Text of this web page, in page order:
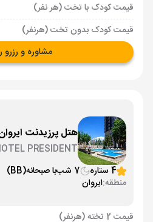
قیمت کودک با تخت (هر نفر)
قیمت کودک بدون تخت (هرنفر)
مشاوره و رزرو
هتل پرزیدنت
PRESIDENT
4 ستاره
7 شب با صبحانه(BB)
منطقه:ایروان
قیمت 2 تخته (هرنفر)